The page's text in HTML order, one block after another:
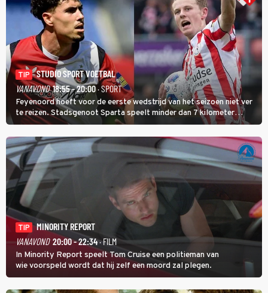
TIP
STUDIO SPORT VOETBAL
VANAVOND 18:55 - 20:00· SPORT
Feyenoord hoeft voor de eerste wedstrijd van het seizoen niet ver
te reizen. Stadsgenoot Sparta speelt minder dan 7 kilometer
verderop. Feyenoord trok de Spaanse spits Nacho Ferri aan van
KVC Westerlo uit België.
TIP
MINORITY REPORT
VANAVOND 20:00 - 22:34· FILM
In Minority Report speelt Tom Cruise een politieman van
wie voorspeld wordt dat hij zelf een moord zal plegen.